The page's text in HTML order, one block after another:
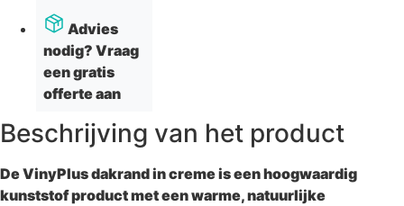
Advies
nodig? Vraag
een gratis
offerte aan
Beschrijving van het product
DeVinyPlus dakrand in cremeis een hoogwaardig
kunststof product met een warme, natuurlijke